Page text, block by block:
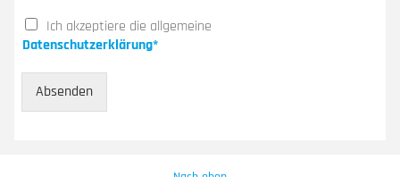
M
i
t
i
Ich akzeptiere die allgemeine
Datenschutzerklärung*
Absenden